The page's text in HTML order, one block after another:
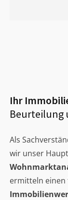
Ihr
Beurteilung
Als
wir unser
ermitteln einen